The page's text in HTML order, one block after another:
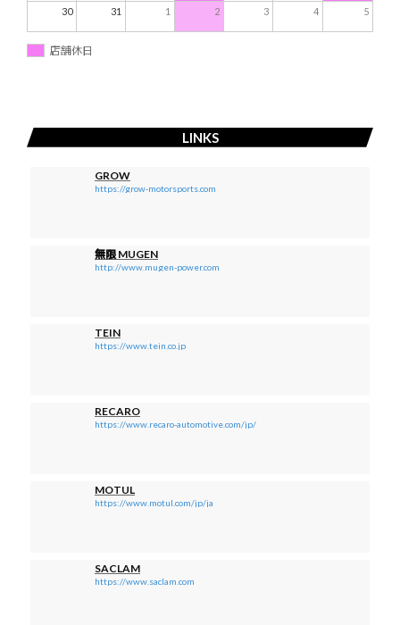
30 31 1 2 3 4 5
店舗休日
LINKS
GROW
https://grow-motorsports.com
無限 MUGEN
http://www.mugen-power.com
TEIN
https://www.tein.co.jp
RECARO
https://www.recaro-automotive.com/jp/
MOTUL
https://www.motul.com/jp/ja
SACLAM
https://www.saclam.com